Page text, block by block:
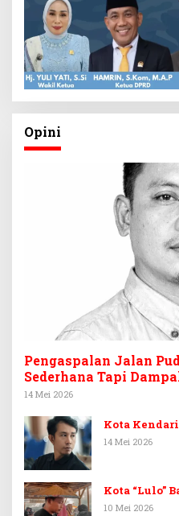
Opini
Pengaspalan Jalan
Sederhana Tapi
14 Mei 2026
Kota
14 Mei 2026
Kota “Lulo”
10 Mei 2026